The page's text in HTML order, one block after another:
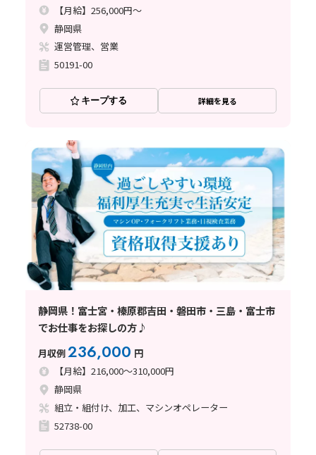
【月給】256,000円～
静岡県
運営管理、営業
50191-00
キープする 詳細を見る
静岡県！富士宮・榛原郡吉田・磐田市・三島・富士市
でお仕事をお探しの方♪
月収例236,000 円
【月給】216,000～310,000円
静岡県
組立・組付け、加工、マシンオペレーター
52738-00